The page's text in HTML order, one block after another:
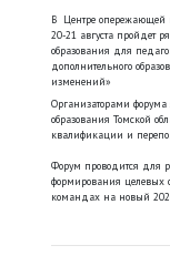
В Центре опережающей
20-21 августа пройдет
образования для
дополнительного
изменений»
Организаторами форума
образования Томской
квалификации и
Форум проводится для
формирования целевых
командах на новый